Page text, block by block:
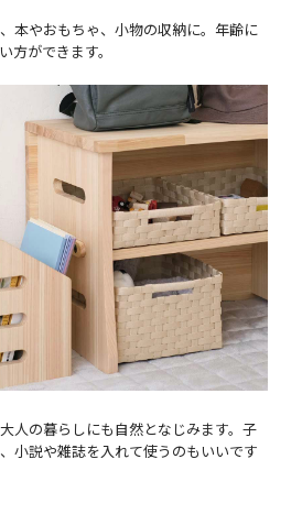
本やおもちゃ、小物の収納に。年齢に
方ができます。
人の暮らしにも自然となじみます。子
小説や雑誌を入れて使うのもいいです